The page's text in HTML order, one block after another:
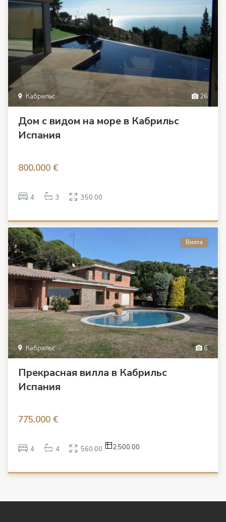
26
Кабрильс
Дом с видом на море в Кабрильс
Испания
800.000 €
4 3 350.00
6
Кабрильс
Вилла
Прекрасная вилла в Кабрильс
Испания
775.000 €
4 4 560.00 2,500.00